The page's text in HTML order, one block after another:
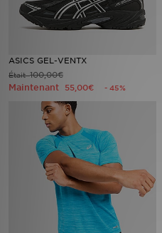
ASICS GEL-VENTX
Était100,00€
Maintenant 55,00€ - 45%
Service client
Télécharge l'Appli